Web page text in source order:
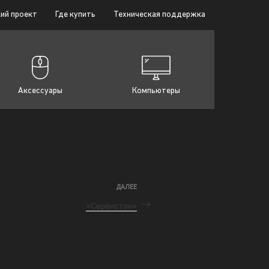
проект Где купить Техническая поддержка
Аксессуары Компьютеры
ДАЛЕЕ